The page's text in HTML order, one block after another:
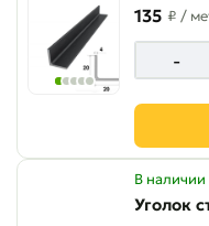
135 ₽ /
-
В наличии
Уголок